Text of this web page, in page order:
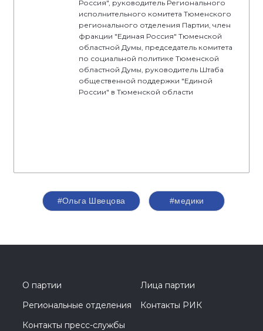
Россия", руководитель Регионального
исполнительного комитета Тюменского
регионального отделения Партии, член
фракции "Единая Россия" Тюменской
областной Думы, председатель комитета
по социальной политике Тюменской
областной Думы, руководитель Штаба
общественной поддержки "Единой
России" в Тюменской области
#Ольга Швецова #медики
О партии
Лица партии
Региональные отделения
Контакты РИК
Контакты пресс-службы